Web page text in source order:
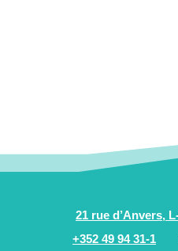
21 rue d’Anvers,
+352 49 94 31-1